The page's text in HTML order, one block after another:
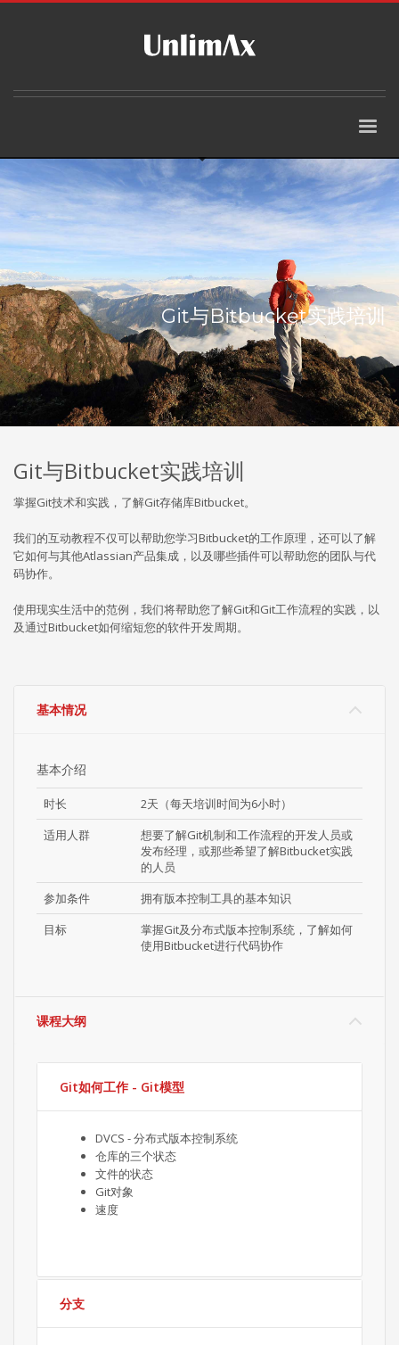
Git与Bitbucket实践培训
Git与Bitbucket实践培训
掌握Git技术和实践，了解Git存储库Bitbucket。
我们的互动教程不仅可以帮助您学习Bitbucket的工作原理，还可以了解
它如何与其他Atlassian产品集成，以及哪些插件可以帮助您的团队与代
码协作。
使用现实生活中的范例，我们将帮助您了解Git和Git工作流程的实践，以
及通过Bitbucket如何缩短您的软件开发周期。
基本情况
基本介绍
时长
2天（每天培训时间为6小时）
适用人群
想要了解Git机制和工作流程的开发人员或
发布经理，或那些希望了解Bitbucket实践
的人员
参加条件
拥有版本控制工具的基本知识
目标
掌握Git及分布式版本控制系统，了解如何
使用Bitbucket进行代码协作
课程大纲
Git如何工作 - Git模型
DVCS - 分布式版本控制系统
仓库的三个状态
文件的状态
Git对象
速度
分支